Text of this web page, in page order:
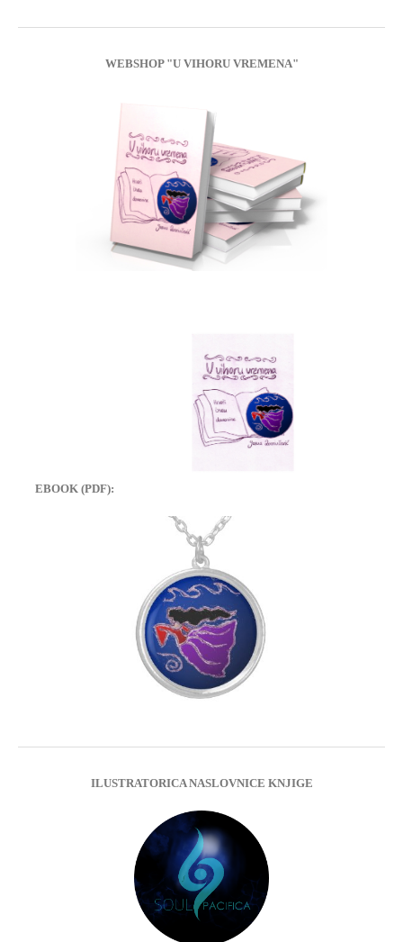
WEBSHOP "U VIHORU VREMENA"
EBOOK (PDF):
ILUSTRATORICA NASLOVNICE KNJIGE